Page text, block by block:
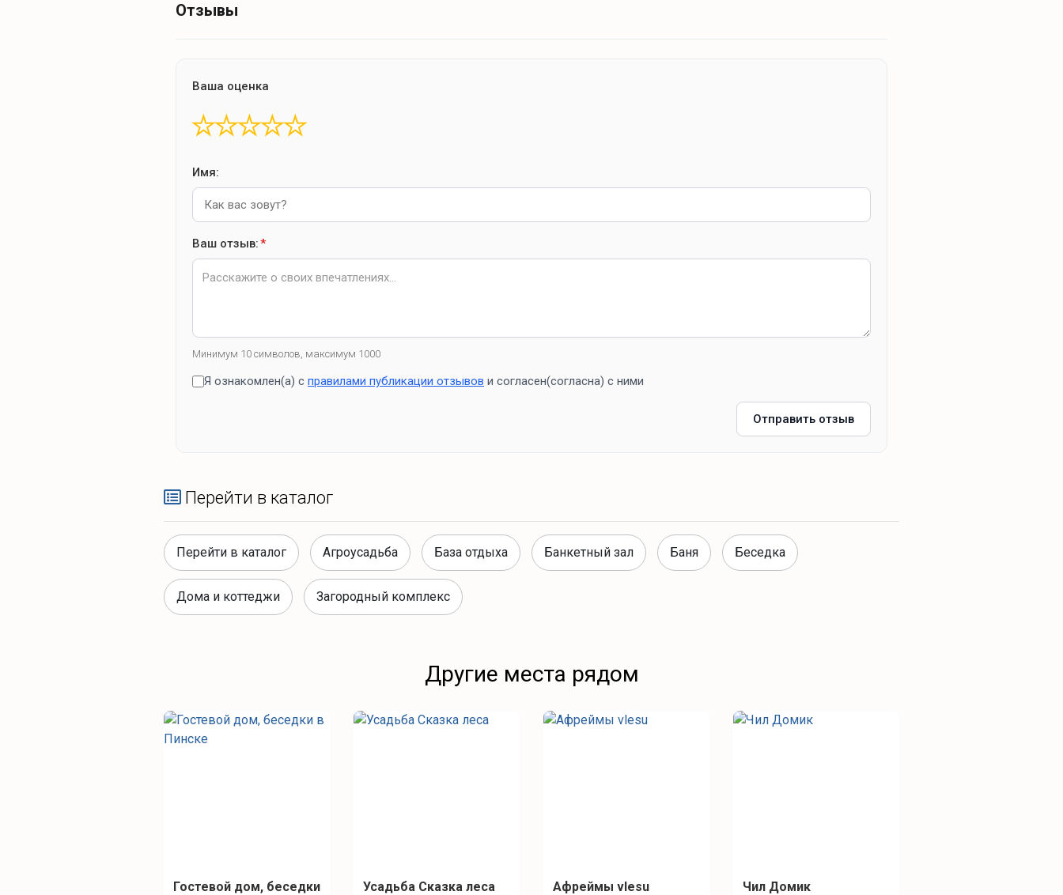
Отзывы
Ваша оценка
★
★
★
★
★
Имя:
Ваш отзыв:*
Минимум 10 символов, максимум 1000
Я ознакомлен(а) с правилами публикации отзывов и согласен(согласна) с ними
Отправить отзыв
Перейти в каталог
Перейти в каталог Агроусадьба База отдыха Банкетный зал Баня Беседка
Дома и коттеджи Загородный комплекс
Другие места рядом
Гостевой дом, беседки
Усадьба Сказка леса Афреймы vlesu Чил Домик